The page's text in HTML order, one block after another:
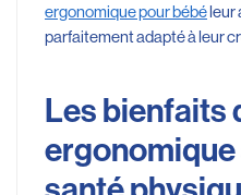
ergonomique pour bébéleur
parfaitement adapté à leur
Les bienfaits